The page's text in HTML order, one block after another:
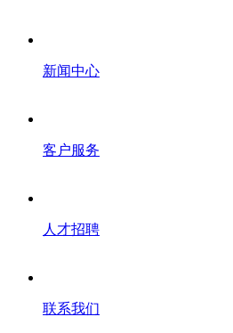
新闻中心
客户服务
人才招聘
联系我们